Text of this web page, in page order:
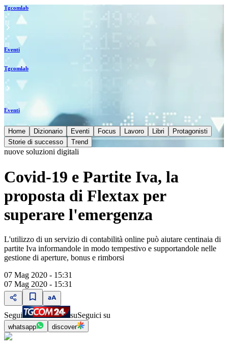
Tgcomlab
Eventi
Tgcomlab
Eventi
Home Dizionario Eventi Focus Lavoro Libri
Protagonisti
Storie di successo
Trend
nuove soluzioni digitali
Covid-19 e Partite Iva, la
proposta di Flextax per
superare l'emergenza
L'utilizzo di un servizio di contabilità online può aiutare centinaia di
partite Iva informandole in modo tempestivo e supportandole nelle
gestione di aperture, bonus e rimborsi
07 Mag 2020 - 15:31
07 Mag 2020 - 15:31
Segui suSeguici su
whatsapp discover